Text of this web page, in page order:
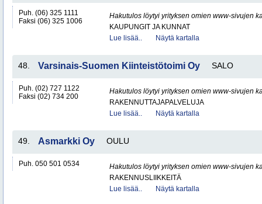
Puh. (06) 325 1111
Faksi (06) 325 1006
Hakutulos löytyi yrityksen omien www-sivujen
KAUPUNGIT JA KUNNAT
Lue lisää..
Näytä kartalla
48. Varsinais-Suomen Kiinteistötoimi Oy SALO
Puh. (02) 727 1122
Faksi (02) 734 200
Hakutulos löytyi yrityksen omien www-sivujen
RAKENNUTTAJAPALVELUJA
Lue lisää..
Näytä kartalla
49. Asmarkki Oy OULU
Puh. 050 501 0534
Hakutulos löytyi yrityksen omien www-sivujen
RAKENNUSLIIKKEITÄ
Lue lisää..
Näytä kartalla